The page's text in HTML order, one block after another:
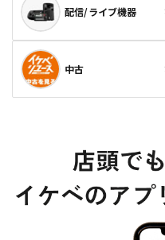
配信/ライブ機器
中古